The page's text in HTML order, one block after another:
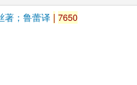
著；鲁蕾译 | 7650